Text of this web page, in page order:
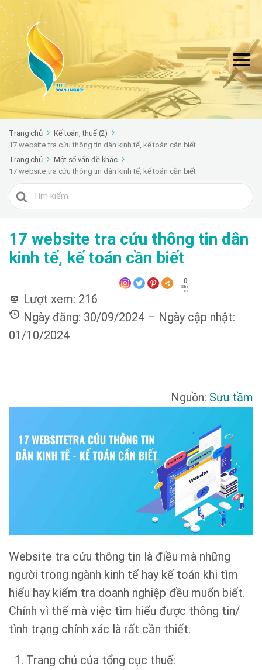
Trang chủ
Kế toán, thuế (2)
17 website tra cứu thông tin dân kinh tế, kế toán cần biết
Trang chủ
Một số vấn đề khác
17 website tra cứu thông tin dân kinh tế, kế toán cần biết
Search
For
17 website tra cứu thông tin dân
kinh tế, kế toán cần biết
0
Shar
es
Lượt xem: 216
Ngày đăng: 30/09/2024 – Ngày cập nhật:
01/10/2024
Nguồn: Sưu tầm
Website tra cứu thông tin là điều mà những
người trong ngành kinh tế hay kế toán khi tìm
hiểu hay kiểm tra doanh nghiệp đều muốn biết.
Chính vì thế mà việc tìm hiểu được thông tin/
tình trạng chính xác là rất cần thiết.
Trang chủ của tổng cục thuế: